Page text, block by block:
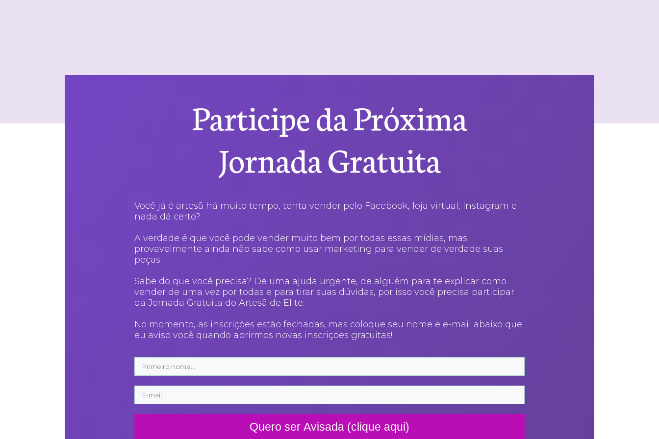
Participe da Próxima
Jornada Gratuita
Você já é artesã há muito tempo, tenta vender pelo Facebook, loja virtual, Instagram e
nada dá certo?
A verdade é que você pode vender muito bem por todas essas mídias, mas
provavelmente ainda não sabe como usar marketing para vender de verdade suas
peças.
Sabe do que você precisa? De uma ajuda urgente, de alguém para te explicar como
vender de uma vez por todas e para tirar suas dúvidas, por isso você precisa participar
da Jornada Gratuita do Artesã de Elite.
No momento, as inscrições estão fechadas, mas coloque seu nome e e-mail abaixo que
eu aviso você quando abrirmos novas inscrições gratuitas!
Quero ser Avisada (clique aqui)